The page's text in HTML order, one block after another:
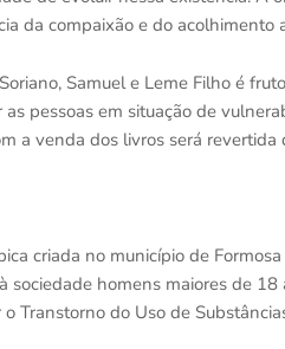
da compaixão e do
Samuel e Leme Filho é
pessoas em situação de
a venda dos livros será
criada no município de
sociedade homens maiores de
Transtorno do Uso de